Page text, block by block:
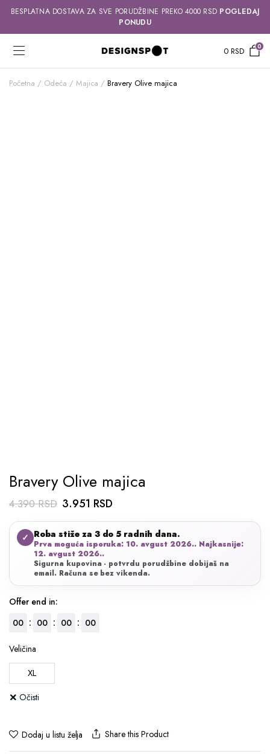
BESPLATNA DOSTAVA ZA SVE PORUDŽBINE PREKO 4000 RSD POGLEDAJ
PONUDU
0RSD 0
Početna Odeća Majica Bravery Olive majica
Bravery Olive majica
4.390RSD Originalna
cena
je
bila:
4.390 RSD.
3.951 RSDTrenutna
cena
je:
3.951 RSD.
✓ Roba stiže za 3 do 5 radnih dana.
Prva moguća isporuka: 10. avgust 2026.. Najkasnije:
12. avgust 2026..
Sigurna kupovina - potvrdu porudžbine dobijaš na
email. Računa se bez vikenda.
Offer end in:
00 : 00 : 00 : 00
Veličina
XL
Očisti
Dodaj u listu želja Share this Product